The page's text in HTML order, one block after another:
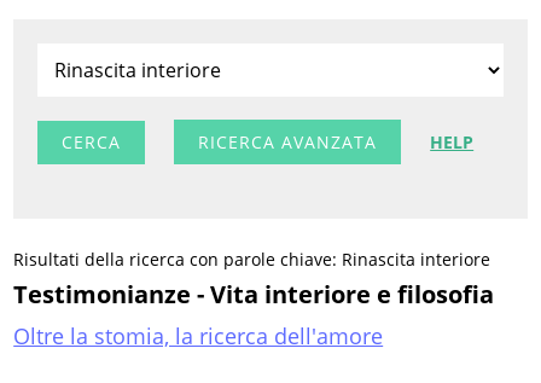
RICERCA AVANZATA HELP
Risultati della ricerca con parole chiave: Rinascita interiore
Testimonianze - Vita interiore e filosofia
Oltre la stomia, la ricerca dell'amore